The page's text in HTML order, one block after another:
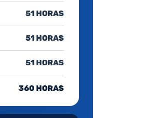
51 HORAS
51 HORAS
51 HORAS
360 HORAS